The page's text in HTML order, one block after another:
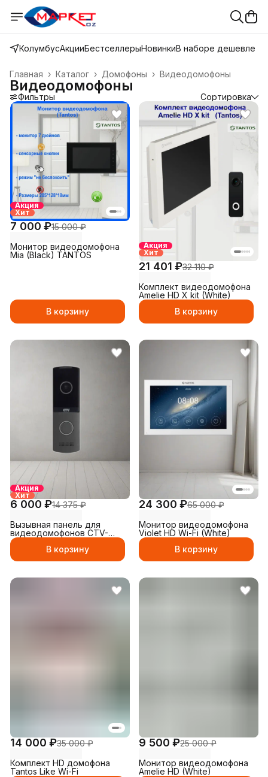
КолумбусАкцииБестселлерыНовинкиВ наборе дешевле
Видеодомофоны
Домофоны ›
Каталог ›
Главная ›
Видеодомофоны
Фильтры Сортировка
Акция
Хит
7 000 ₽15 000 ₽
Монитор видеодомофона
Mia (Black) TANTOS
В корзину
Акция
Хит
21 401 ₽32 110 ₽
Комплект видеодомофона
Amelie HD X kit (White)
В корзину
Акция
Хит
6 000 ₽14 375 ₽
Вызывная панель для
видеодомофонов CTV-
D4003NG/D4003 (графит)
В корзину
24 300 ₽65 000 ₽
Монитор видеодомофона
Violet HD Wi-Fi (White)
В корзину
14 000 ₽35 000 ₽
Комплект HD домофона
Tantos Like Wi-Fi
9 500 ₽25 000 ₽
Монитор видеодомофона
Amelie HD (White)